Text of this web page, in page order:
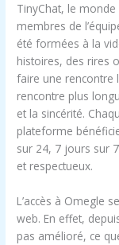
TinyChat, le monde
membres de
été formées à la
histoires, des rires
faire une rencontre
rencontre plus
et la sincérité.
plateforme
sur 24, 7 jours sur
et respectueux.
L’accès à Omegle
web. En effet,
pas amélioré, ce